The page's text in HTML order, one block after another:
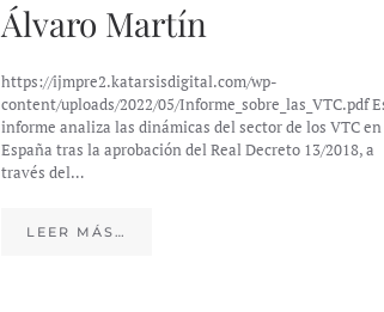
Álvaro Martín
https://ijmpre2.katarsisdigital.com/wp-
content/uploads/2022/05/Informe_sobre_las_VTC.pdf
informe analiza las dinámicas del sector de los VTC en
España tras la aprobación del Real Decreto 13/2018, a
través del…
LEER MÁS…